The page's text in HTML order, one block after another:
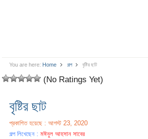
You are here: Home গল্প বৃষ্টির ছাট
(No Ratings Yet)
বৃষ্টির ছাট
প্রকাশিত হয়েছে : আগস্ট 23, 2020
গল্প লিখেছেন :মঈনুল আহসান সাবের